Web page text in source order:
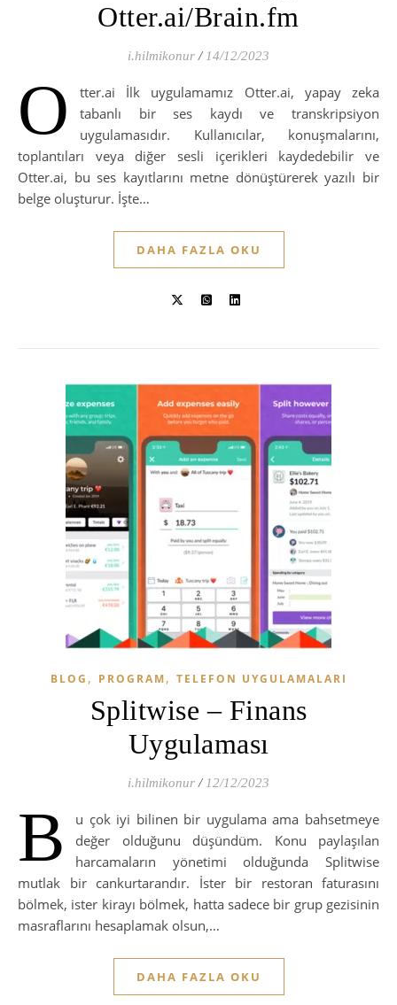
Otter.ai/Brain.fm
i.hilmikonur / 14/12/2023
O
tter.ai İlk uygulamamız Otter.ai, yapay zeka
tabanlı bir ses kaydı ve transkripsiyon
uygulamasıdır. Kullanıcılar, konuşmalarını,
toplantıları veya diğer sesli içerikleri kaydedebilir ve
Otter.ai, bu ses kayıtlarını metne dönüştürerek yazılı bir
belge oluşturur. İşte…
DAHA FAZLA OKU
BLOG , PROGRAM, TELEFON UYGULAMALARI
Splitwise – Finans
Uygulaması
i.hilmikonur / 12/12/2023
B
u çok iyi bilinen bir uygulama ama bahsetmeye
değer olduğunu düşündüm. Konu paylaşılan
harcamaların yönetimi olduğunda Splitwise
mutlak bir cankurtarandır. İster bir restoran faturasını
bölmek, ister kirayı bölmek, hatta sadece bir grup gezisinin
masraflarını hesaplamak olsun,…
DAHA FAZLA OKU